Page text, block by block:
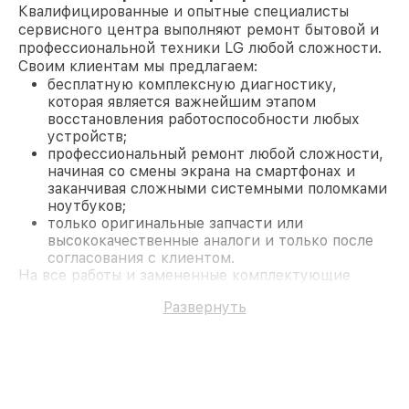
Квалифицированные и опытные специалисты
сервисного центра выполняют ремонт бытовой и
профессиональной техники LG любой сложности.
Своим клиентам мы предлагаем:
бесплатную комплексную диагностику,
которая является важнейшим этапом
восстановления работоспособности любых
устройств;
профессиональный ремонт любой сложности,
начиная со смены экрана на смартфонах и
заканчивая сложными системными поломками
ноутбуков;
только оригинальные запчасти или
высококачественные аналоги и только после
согласования с клиентом.
На все работы и замененные комплектующие
поломки по условиям гарантии, мы бесплатно
Развернуть